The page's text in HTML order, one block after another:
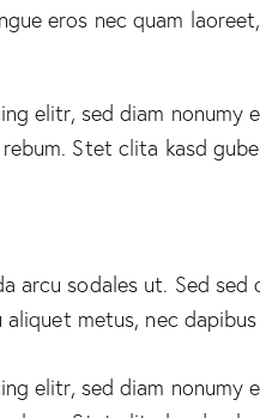
eros nec quam
elitr, sed diam
Stet clita kasd
arcu sodales ut. Sed
metus, nec
elitr, sed diam